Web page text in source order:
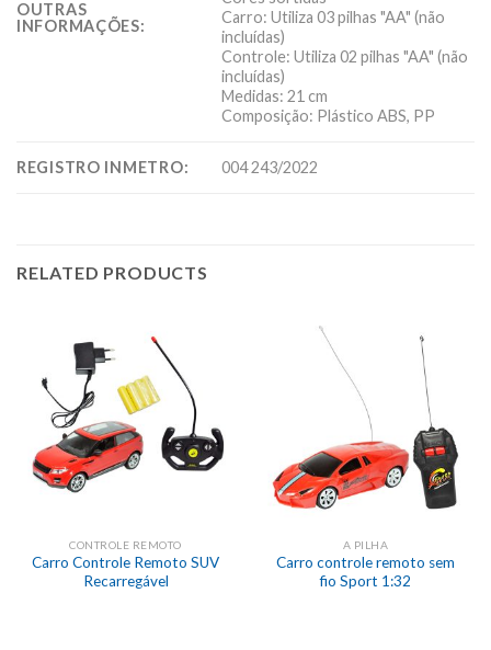
OUTRAS
INFORMAÇÕES:
Carro: Utiliza 03 pilhas "AA" (não
incluídas)
Controle: Utiliza 02 pilhas "AA" (não
incluídas)
Medidas: 21 cm
Composição: Plástico ABS, PP
REGISTRO INMETRO: 004 243/2022
RELATED PRODUCTS
CONTROLE REMOTO
Carro Controle Remoto SUV
Recarregável
A PILHA
Carro controle remoto sem
fio Sport 1:32